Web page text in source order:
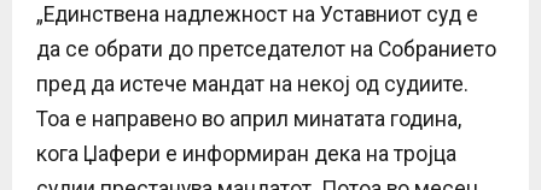
„Единствена надлежност на Уставниот суд е
да се обрати до претседателот на Собранието
пред да истече мандат на некој од судиите.
Тоа е направено во април минатата година,
кога Џафери е информиран дека на тројца